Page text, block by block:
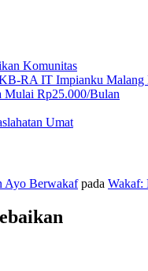
Komunitas
RA IT Impianku
Mulai Rp25.000/Bulan
Umat
Ayo Berwakafpada Wakaf: